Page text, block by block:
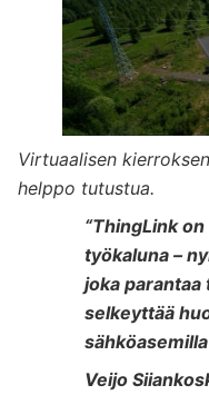
Virtuaalisen
helppo tutustua.
“ThingLink
työkaluna –
joka
selkeyttää
Veijo